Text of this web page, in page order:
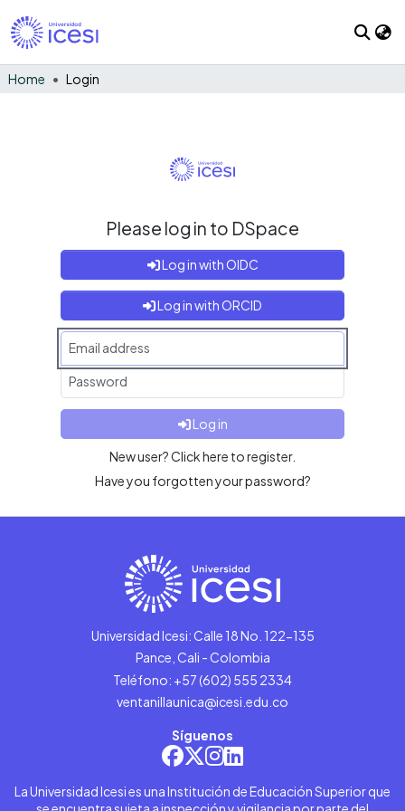
Home Login
Please log in to DSpace
Log in with OIDC
Log in with ORCID
Log in
New user? Click here to register.
Have you forgotten your password?
Universidad Icesi: Calle 18 No. 122-135
Pance, Cali - Colombia
Teléfono: +57 (602) 555 2334
ventanillaunica@icesi.edu.co
Síguenos
La Universidad Icesi es una Institución de Educación Superior que